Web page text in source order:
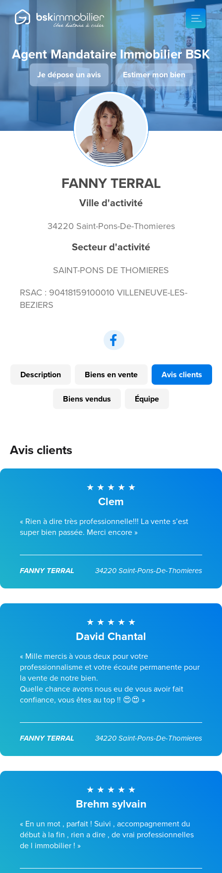
Agent Mandataire Immobilier BSK
Je dépose un avis Estimer mon bien
FANNY TERRAL
Ville d'activité
34220 Saint-Pons-De-Thomieres
Secteur d'activité
SAINT-PONS DE THOMIERES
RSAC : 90418159100010 VILLENEUVE-LES-
BEZIERS
Description Biens en vente Avis clients
Biens vendus Équipe
Avis clients
Clem
« Rien à dire très professionnelle!!! La vente s’est
super bien passée. Merci encore »
FANNY TERRAL 34220 Saint-Pons-De-Thomieres
David Chantal
« Mille mercis à vous deux pour votre
professionnalisme et votre écoute permanente pour
la vente de notre bien.
Quelle chance avons nous eu de vous avoir fait
confiance, vous êtes au top !! 😍😍 »
FANNY TERRAL 34220 Saint-Pons-De-Thomieres
Brehm sylvain
« En un mot , parfait ! Suivi , accompagnement du
début à la fin , rien a dire , de vrai professionnelles
de l immobilier ! »